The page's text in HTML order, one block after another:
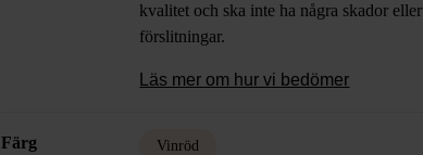
kvalitet och ska inte ha några skador eller
förslitningar.
Läs mer om hur vi bedömer
Färg Vinröd